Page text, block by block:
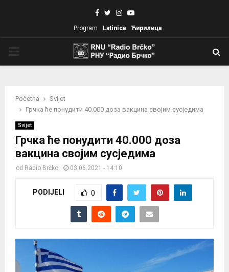
Facebook
TwitterInstagram
Youtube
Program Latinica Ћирилица
Početna
Svijet
Грчка ће понудити 40.000 доза вакцина својим сусједима
Svijet
Грчка ће понудити 40.000 доза
вакцина својим сусједима
od Radio Brčko 03.06.2021 - 14:10
PODIJELI 0